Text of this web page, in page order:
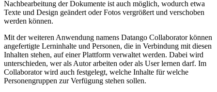
Nachbearbeitung der Dokumente ist auch möglich, wodurch etwa
Texte und Design geändert oder Fotos vergrößert und verschoben
werden können.
Mit der weiteren Anwendung namens Datango Collaborator können
angefertigte Lerninhalte und Personen, die in Verbindung mit diesen
Inhalten stehen, auf einer Plattform verwaltet werden. Dabei wird
unterschieden, wer als Autor arbeiten oder als User lernen darf. Im
Collaborator wird auch festgelegt, welche Inhalte für welche
Personengruppen zur Verfügung stehen sollen.